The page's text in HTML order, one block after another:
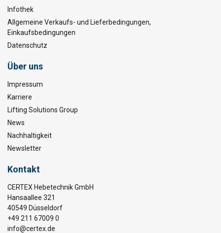
Infothek
Allgemeine Verkaufs- und Lieferbedingungen,
Einkaufsbedingungen
Datenschutz
Über uns
Impressum
Karriere
Lifting Solutions Group
News
Nachhaltigkeit
Newsletter
Kontakt
CERTEX Hebetechnik GmbH
Hansaallee 321
40549 Düsseldorf
+49 211 67009 0
info@certex.de